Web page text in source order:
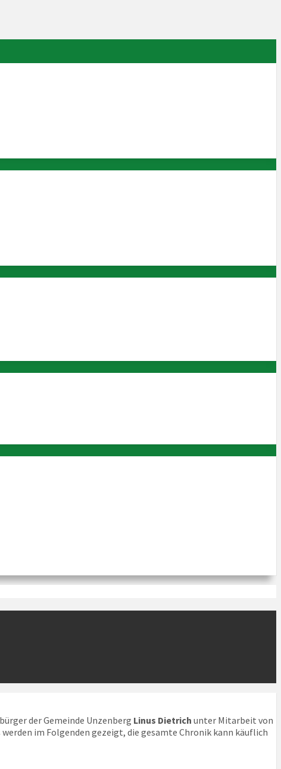
der Gemeinde Unzenberg Linus Dietrich unter Mitarbeit von
im Folgenden gezeigt, die gesamte Chronik kann käuflich